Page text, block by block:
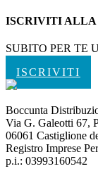
ISCRIVITI ALLA
SUBITO PER TE
ISCRIVITI
Boccunta
Via G. Galeotti 67,
06061 Castiglione
Registro Imprese
p.i.: 03993160542